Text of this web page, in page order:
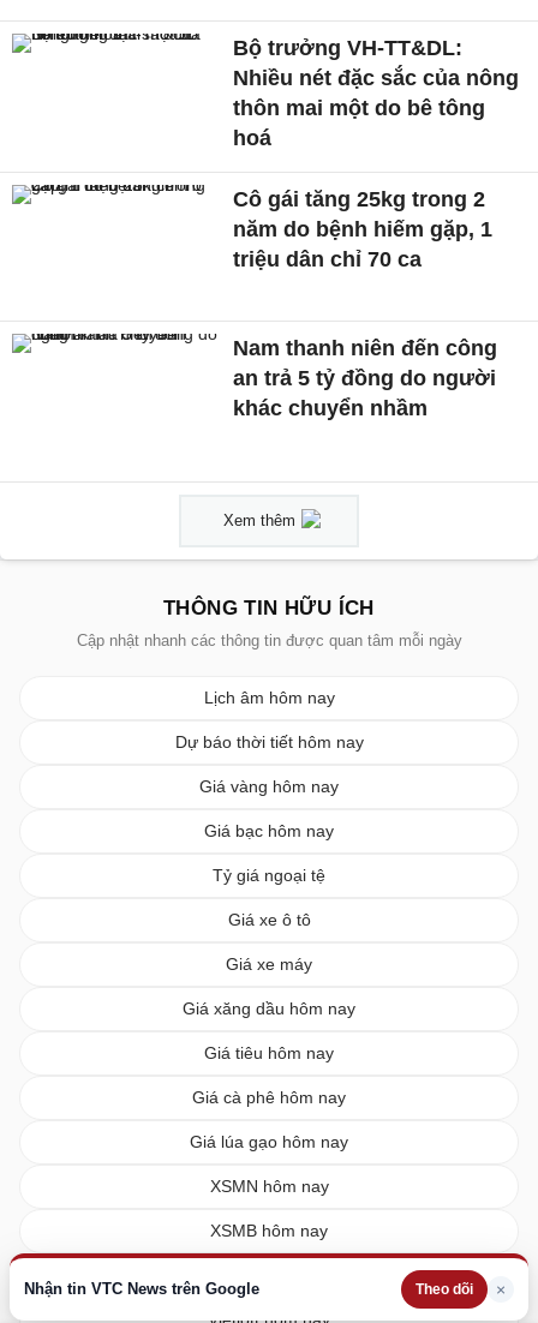
Nhận tin VTC News trên Google Theo dõi ×
Bộ trưởng VH-TT&DL:
Nhiều nét đặc sắc của nông
thôn mai một do bê tông
hoá
Cô gái tăng 25kg trong 2
năm do bệnh hiếm gặp, 1
triệu dân chỉ 70 ca
Nam thanh niên đến công
an trả 5 tỷ đồng do người
khác chuyển nhầm
Xem thêm
THÔNG TIN HỮU ÍCH
Cập nhật nhanh các thông tin được quan tâm mỗi ngày
Lịch âm hôm nay
Dự báo thời tiết hôm nay
Giá vàng hôm nay
Giá bạc hôm nay
Tỷ giá ngoại tệ
Giá xe ô tô
Giá xe máy
Giá xăng dầu hôm nay
Giá tiêu hôm nay
Giá cà phê hôm nay
Giá lúa gạo hôm nay
XSMN hôm nay
XSMB hôm nay